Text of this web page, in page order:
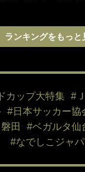
ランキングをもっと
カップ大特集 #
#日本サッカー協
田
#ベガルタ仙
#なでしこジャ